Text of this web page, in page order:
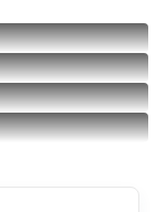
contenido